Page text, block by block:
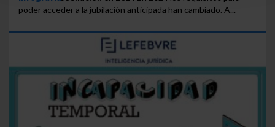
navegador. Si no seleccionas ninguna utilizaremos
las que sean indispensables para la navegación.
Saber más acerca de las cookies
poder acceder a la jubilación anticipada han cambiado. A...